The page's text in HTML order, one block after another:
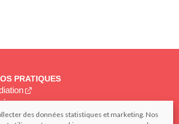
des données statistiques et marketing. Nos
PRATIQUES
privé